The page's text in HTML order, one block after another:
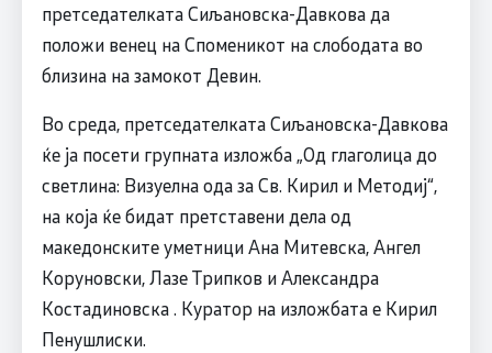
претседателката Сиљановска-Давкова да
положи венец на Споменикот на слободата во
близина на замокот Девин.
Во среда, претседателката Сиљановска-Давкова
ќе ја посети групната изложба „Од глаголица до
светлина: Визуелна ода за Св. Кирил и Методиј“,
на која ќе бидат претставени дела од
македонските уметници Ана Митевска, Ангел
Коруновски, Лазе Трипков и Александра
Костадиновска . Куратор на изложбата е Кирил
Пенушлиски.